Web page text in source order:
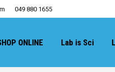
049 880 1655
ONLINE Lab is Sci